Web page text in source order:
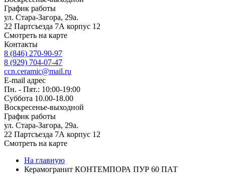
График работы
ул. Стара-Загора, 29а.
22 Партсъезда 7А корпус 12
Смотреть на карте
Контакты
8 (846) 270-90-97
8 (929) 704-07-47
ccn.ceramic@mail.ru
E-mail адрес
Пн. - Пят.: 10:00-19:00
Суббота 10.00-18.00
Воскресенье-выходной
График работы
ул. Стара-Загора, 29а.
22 Партсъезда 7А корпус 12
Смотреть на карте
На главную
Керамогранит КОНТЕМПОРА ПУР 60 ПАТ